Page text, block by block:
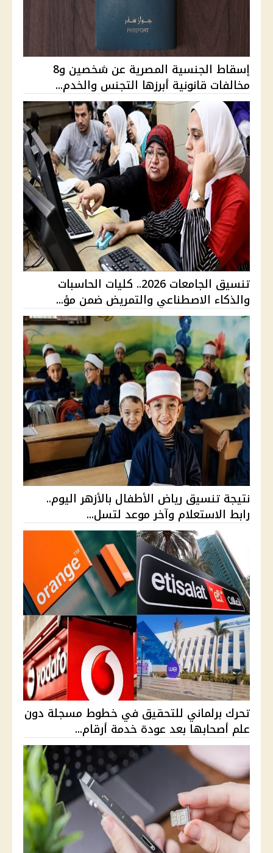
إسقاط الجنسية المصرية عن شخصين و8
مخالفات قانونية أبرزها التجنس والخدم...
تنسيق الجامعات 2026.. كليات الحاسبات
والذكاء الاصطناعي والتمريض ضمن مؤ...
نتيجة تنسيق رياض الأطفال بالأزهر اليوم..
رابط الاستعلام وآخر موعد لتسل...
تحرك برلماني للتحقيق في خطوط مسجلة دون
علم أصحابها بعد عودة خدمة أرقام...